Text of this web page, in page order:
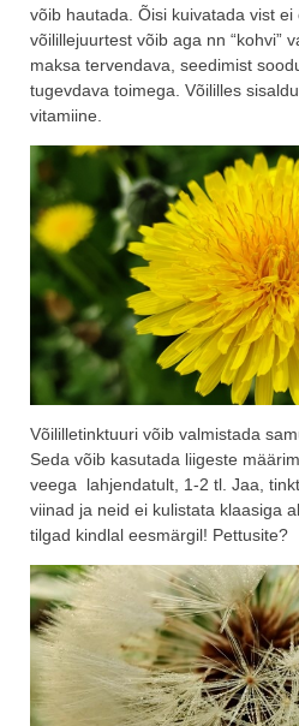
võib hautada. Õisi kuivatada vist
võilillejuurtest võib aga nn “kohvi”
maksa tervendava, seedimist
tugevdava toimega. Võililles
vitamiine.
Võililletinktuuri võib valmistada
Seda võib kasutada liigeste
veega lahjendatult, 1-2 tl. Jaa,
viinad ja neid ei kulistata klaasiga
tilgad kindlal eesmärgil! Pettusite?